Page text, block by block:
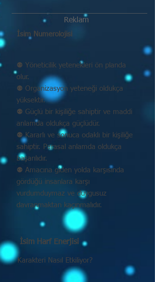
Reklam
İsim Numerolojisi
⚉ Yöneticilik yetenekleri ön planda
olur.
⚉ Organizasyon yeteneği oldukça
yüksektir.
⚉ Güçlü bir kişiliğe sahiptir ve maddi
anlamda oldukça güçlüdür.
⚉ Kararlı ve sonuca odaklı bir kişiliğe
sahiptir. Parasal anlamda oldukça
başarılıdır.
⚉ Amacına giden yolda karşısında
gördüğü insanlara karşı
vurdumduymaz ve duygusuz
davranmaktan kaçınmalıdır.
İsim Harf Enerjisi
Karakteri Nasıl Etkiliyor?